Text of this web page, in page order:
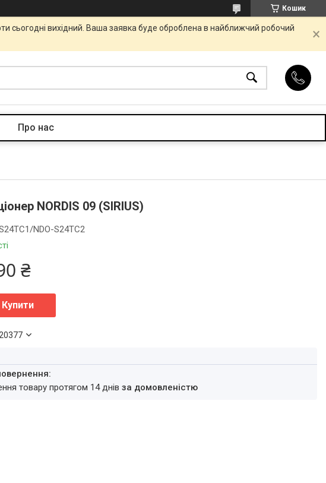
Кошик
сьогодні вихідний. Ваша заявка буде оброблена в найближчий робочий
Про нас
NORDIS 09 (SIRIUS)
NDO-S24TC2
₴
Купити
товару протягом 14 днівза домовленістю